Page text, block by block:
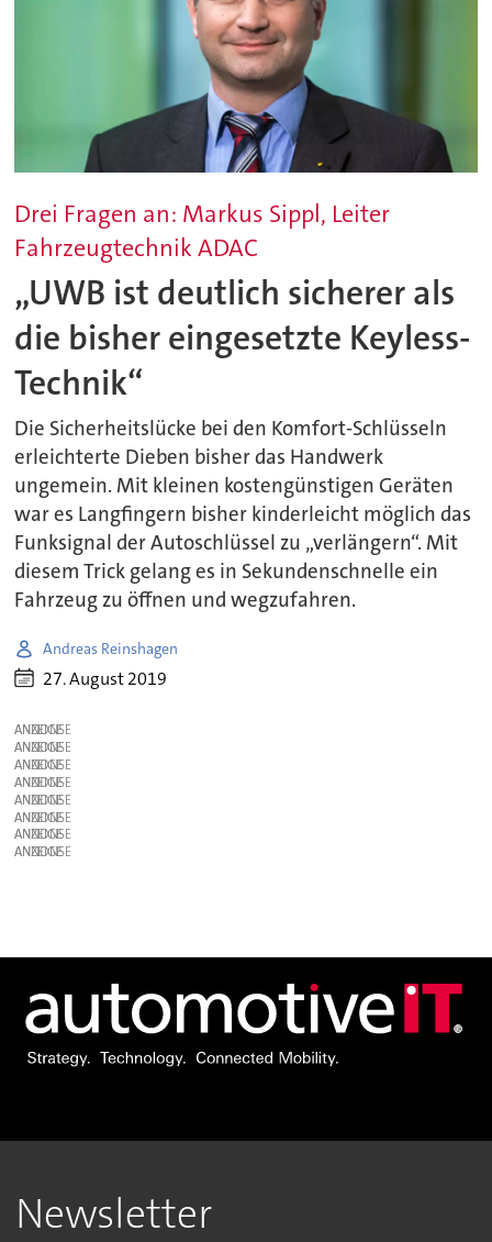
Drei Fragen an: Markus Sippl, Leiter
Fahrzeugtechnik ADAC
„UWB ist deutlich sicherer als
die bisher eingesetzte Keyless-
Technik“
Die Sicherheitslücke bei den Komfort-Schlüsseln
erleichterte Dieben bisher das Handwerk
ungemein. Mit kleinen kostengünstigen Geräten
war es Langfingern bisher kinderleicht möglich das
Funksignal der Autoschlüssel zu „verlängern“. Mit
diesem Trick gelang es in Sekundenschnelle ein
Fahrzeug zu öffnen und wegzufahren.
Andreas Reinshagen
27. August 2019
ANZEIGE
ANZEIGE
ANZEIGE
ANZEIGE
ANZEIGE
ANZEIGE
ANZEIGE
ANZEIGE
Newsletter